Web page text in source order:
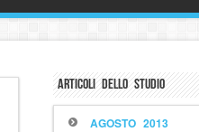
Articoli dello Studio
AGOSTO 2013